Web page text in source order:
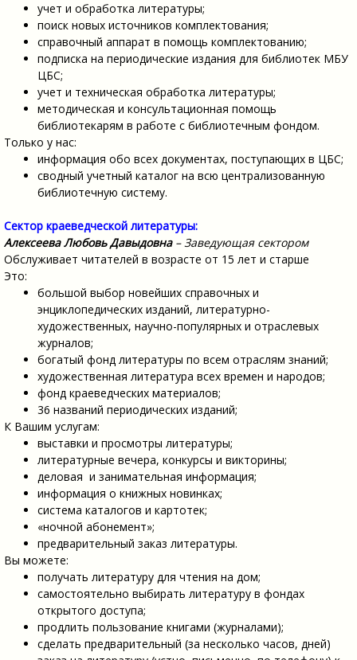
учет и обработка литературы;
поиск новых источников комплектования;
справочный аппарат в помощь комплектованию;
подписка на периодические издания для библиотек МБУ
ЦБС;
учет и техническая обработка литературы;
методическая и консультационная помощь
библиотекарям в работе с библиотечным фондом.
Только у нас:
информация обо всех документах, поступающих в ЦБС;
сводный учетный каталог на всю централизованную
библиотечную систему.
Сектор краеведческой литературы:
Алексеева Любовь Давыдовна– Заведующая сектором
Обслуживает читателей в возрасте от 15 лет и старше
Это:
большой выбор новейших справочных и
энциклопедических изданий, литературно-
художественных, научно-популярных и отраслевых
журналов;
богатый фонд литературы по всем отраслям знаний;
художественная литература всех времен и народов;
фонд краеведческих материалов;
36 названий периодических изданий;
К Вашим услугам:
выставки и просмотры литературы;
литературные вечера, конкурсы и викторины;
деловая и занимательная информация;
информация о книжных новинках;
система каталогов и картотек;
«ночной абонемент»;
предварительный заказ литературы.
Вы можете:
получать литературу для чтения на дом;
самостоятельно выбирать литературу в фондах
открытого доступа;
продлить пользование книгами (журналами);
сделать предварительный (за несколько часов, дней)